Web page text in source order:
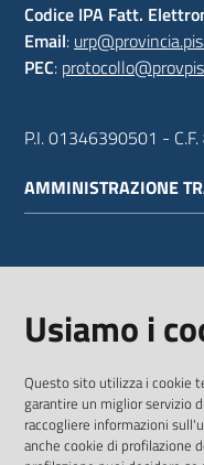
Codice IPA Fatt.
Email:
PEC:
P.I. 01346390501 -
AMMINISTRAZIONE
SEGUICI SU
TwitterFacebookYoutube
Usiamo i
Questo sito utilizza i cookie
garantire un miglior servizio
raccogliere informazioni
anche cookie di profilazione